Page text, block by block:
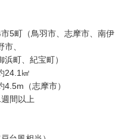
鳥羽市、志摩市、南伊
野市、
町）
㎢
（志摩市）
間以上